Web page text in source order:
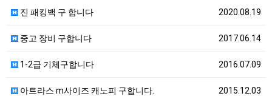
2020.08.19
진 패킹백 구 합니다
2017.06.14
중고 장비 구합니다
2016.07.09
1-2급 기체구합니다
2015.12.03
아트라스 m사이즈 캐노피 구합니다.